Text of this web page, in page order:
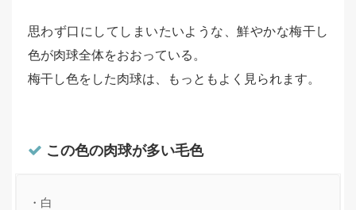
思わず口にしてしまいたいような、鮮やかな梅干し
色が肉球全体をおおっている。
梅干し色をした肉球は、もっともよく見られます。
この色の肉球が多い毛色
・白